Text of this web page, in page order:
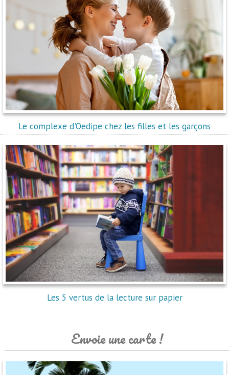
Le complexe d'Oedipe chez les filles et les garçons
Les 5 vertus de la lecture sur papier
Envoie une carte !